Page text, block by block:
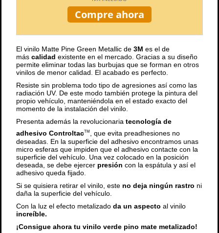
Compre ahora
El vinilo Matte Pine Green Metallic de 3M es el de
más calidad existente en el mercado. Gracias a su diseño
permite eliminar todas las burbujas que se forman en otros
vinilos de menor calidad. El acabado es perfecto.
Resiste sin problema todo tipo de agresiones así como las
radiación UV. De este modo también protege la pintura del
propio vehículo, manteniéndola en el estado exacto del
momento de la instalación del vinilo.
Presenta además la revolucionaria tecnología de
adhesivo ControltacTM
, que evita preadhesiones no
deseadas. En la superficie del adhesivo encontramos unas
micro esferas que impiden que el adhesivo contacte con la
superficie del vehículo. Una vez colocado en la posición
deseada, se debe ejercer presión con la espátula y así el
adhesivo queda fijado.
Si se quisiera retirar el vinilo, este no deja ningún rastro ni
daña la superficie del vehículo.
Con la luz el efecto metalizado da un aspecto al vinilo
increíble.
¡Consigue ahora tu vinilo verde pino mate metalizado!